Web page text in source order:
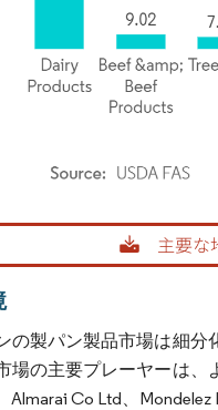
Intelligence。再利用にはCC BY
の製パン製品市場は細分
場の主要プレーヤーは
Almarai Co Ltd、